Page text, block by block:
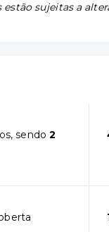
sujeitas a
sendo2